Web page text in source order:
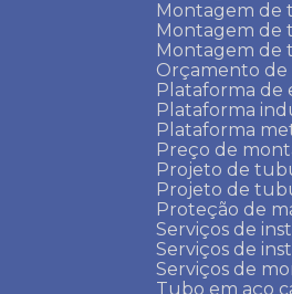
Montagem
Montagem
Montagem
Orçamento
Plataforma
Plataforma
Plataforma
Preço de
Projeto de
Projeto de
Proteção de
Serviços de
Serviços de
Serviços de
Tubo em aço